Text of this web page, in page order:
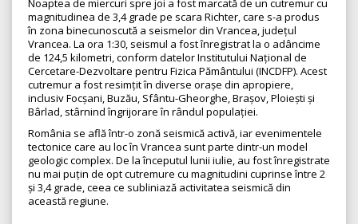
Noaptea de miercuri spre joi a fost marcată de un cutremur cu
magnitudinea de 3,4 grade pe scara Richter, care s-a produs
în zona binecunoscută a seismelor din Vrancea, județul
Vrancea. La ora 1:30, seismul a fost înregistrat la o adâncime
de 124,5 kilometri, conform datelor Institutului Național de
Cercetare-Dezvoltare pentru Fizica Pământului (INCDFP). Acest
cutremur a fost resimțit în diverse orașe din apropiere,
inclusiv Focșani, Buzău, Sfântu-Gheorghe, Brașov, Ploiești și
Bârlad, stârnind îngrijorare în rândul populației.
România se află într-o zonă seismică activă, iar evenimentele
tectonice care au loc în Vrancea sunt parte dintr-un model
geologic complex. De la începutul lunii iulie, au fost înregistrate
nu mai puțin de opt cutremure cu magnitudini cuprinse între 2
și 3,4 grade, ceea ce subliniază activitatea seismică din
această regiune.